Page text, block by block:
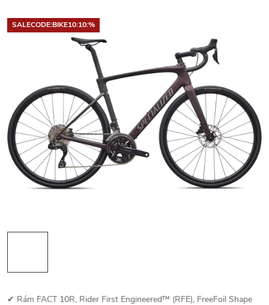
SALECODE:BIKE10:10:%
✔ Rám FACT 10R, Rider First Engineered™ (RFE), FreeFoil Shape